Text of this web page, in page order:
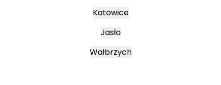
Katowice
Jasło
Wałbrzych